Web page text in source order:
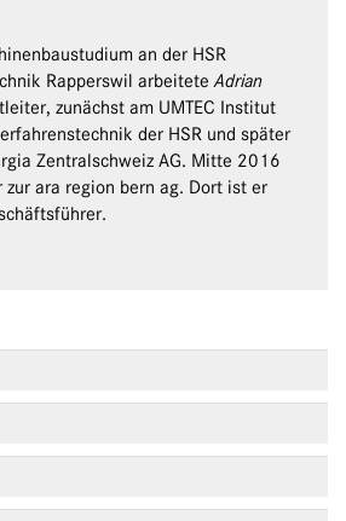
an der HSR
Rapperswil arbeiteteAdrian
zunächst am UMTEC Institut
der HSR und später
Zentralschweiz AG. Mitte 2016
zur ara region bern ag. Dort ist er